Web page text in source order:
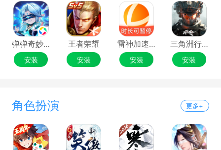
弹弹奇妙冒险
安装
王者荣耀
安装
雷神加速器
安装
三角洲行动
安装
角色扮演 更多+